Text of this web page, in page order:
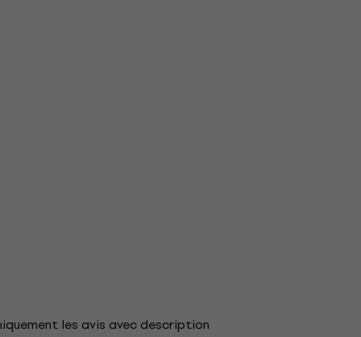
les avis avec description